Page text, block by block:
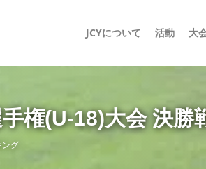
JCYについて 活動 大
権(U-18)大会 決勝
グ